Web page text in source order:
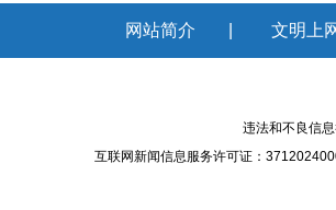
网站简介 文明上
违法和不良信
互联网新闻信息服务许可证：